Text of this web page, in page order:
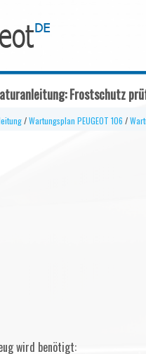
Frostschutz
/Wartungsplan PEUGEOT 106 /
wird benötigt: